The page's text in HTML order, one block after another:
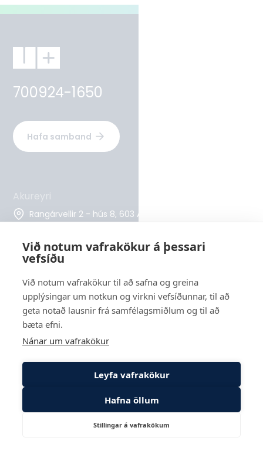
Við notum vafrakökur á þessari
vefsíðu
Við notum vafrakökur til að safna og greina
upplýsingar um notkun og virkni vefsíðunnar, til að
geta notað lausnir frá samfélagsmiðlum og til að
bæta efni.
Nánar um vafrakökur
Leyfa vafrakökur
Hafna öllum
Stillingar á vafrakökum
700924-1650
Hafa samband
Akureyri
Rangárvellir 2 - hús 8, 603 Akureyri
569 6000
Reykjavík
Suðurlandsbraut 24, 108 Reykjavík